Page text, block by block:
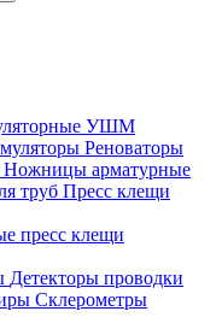
УШМ
Реноваторы
Ножницы арматурные
труб Пресс клещи
пресс клещи
Детекторы проводки
Склерометры